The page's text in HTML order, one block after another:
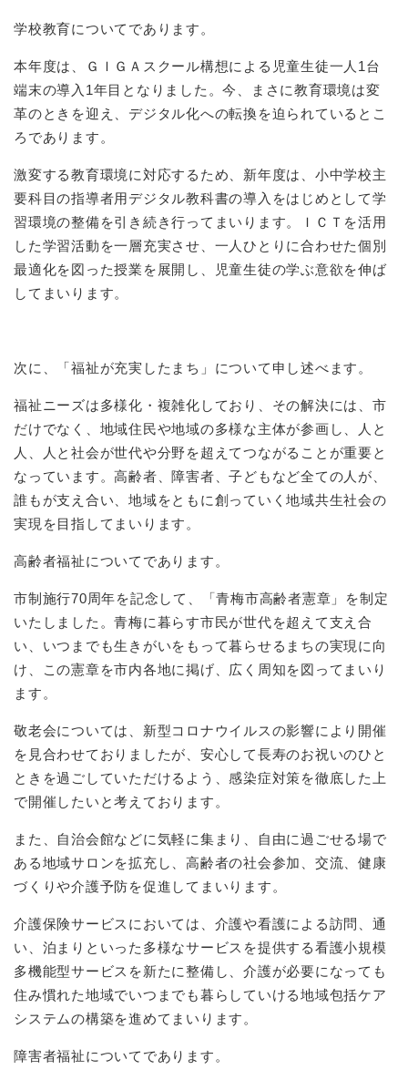
学校教育についてであります。
本年度は、ＧＩＧＡスクール構想による児童生徒一人1台
端末の導入1年目となりました。今、まさに教育環境は変
革のときを迎え、デジタル化への転換を迫られているとこ
ろであります。
激変する教育環境に対応するため、新年度は、小中学校主
要科目の指導者用デジタル教科書の導入をはじめとして学
習環境の整備を引き続き行ってまいります。ＩＣＴを活用
した学習活動を一層充実させ、一人ひとりに合わせた個別
最適化を図った授業を展開し、児童生徒の学ぶ意欲を伸ば
してまいります。
次に、「福祉が充実したまち」について申し述べます。
福祉ニーズは多様化・複雑化しており、その解決には、市
だけでなく、地域住民や地域の多様な主体が参画し、人と
人、人と社会が世代や分野を超えてつながることが重要と
なっています。高齢者、障害者、子どもなど全ての人が、
誰もが支え合い、地域をともに創っていく地域共生社会の
実現を目指してまいります。
高齢者福祉についてであります。
市制施行70周年を記念して、「青梅市高齢者憲章」を制定
いたしました。青梅に暮らす市民が世代を超えて支え合
い、いつまでも生きがいをもって暮らせるまちの実現に向
け、この憲章を市内各地に掲げ、広く周知を図ってまいり
ます。
敬老会については、新型コロナウイルスの影響により開催
を見合わせておりましたが、安心して長寿のお祝いのひと
ときを過ごしていただけるよう、感染症対策を徹底した上
で開催したいと考えております。
また、自治会館などに気軽に集まり、自由に過ごせる場で
ある地域サロンを拡充し、高齢者の社会参加、交流、健康
づくりや介護予防を促進してまいります。
介護保険サービスにおいては、介護や看護による訪問、通
い、泊まりといった多様なサービスを提供する看護小規模
多機能型サービスを新たに整備し、介護が必要になっても
住み慣れた地域でいつまでも暮らしていける地域包括ケア
システムの構築を進めてまいります。
障害者福祉についてであります。